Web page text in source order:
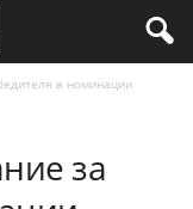
в номинации
за